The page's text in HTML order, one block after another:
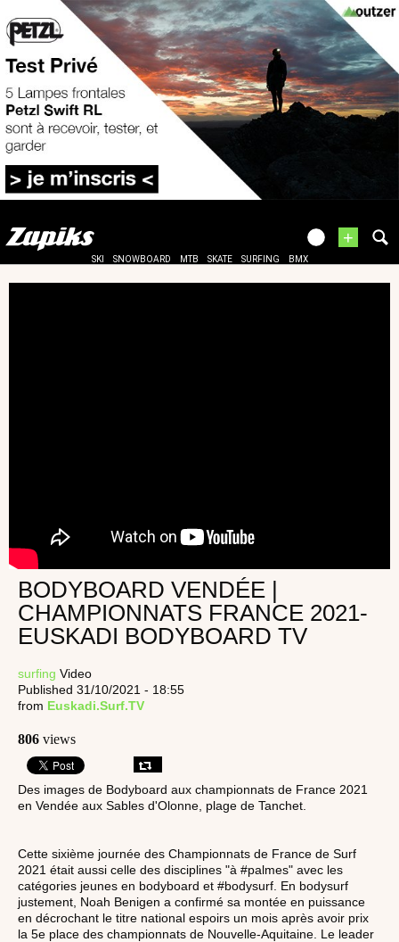
+
SKI SNOWBOARD MTB SKATE SURFING BMX
BODYBOARD VENDÉE |
CHAMPIONNATS FRANCE 2021-
EUSKADI BODYBOARD TV
surfing Video
Published 31/10/2021 - 18:55
from Euskadi.Surf.TV
806 views
Des images de Bodyboard aux championnats de France 2021
en Vendée aux Sables d'Olonne, plage de Tanchet.
Cette sixième journée des Championnats de France de Surf
2021 était aussi celle des disciplines "à #palmes" avec les
catégories jeunes en bodyboard et #bodysurf. En bodysurf
justement, Noah Benigen a confirmé sa montée en puissance
en décrochant le titre national espoirs un mois après avoir prix
la 5e place des championnats de Nouvelle-Aquitaine. Le leader